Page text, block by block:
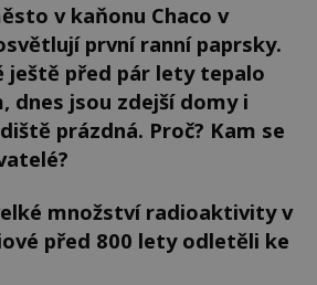
v kaňonu Chaco v
první ranní paprsky.
ještě před pár lety tepalo
dnes jsou zdejší domy i
prázdná. Proč? Kam se
množství radioaktivity v
před 800 lety odletěli ke